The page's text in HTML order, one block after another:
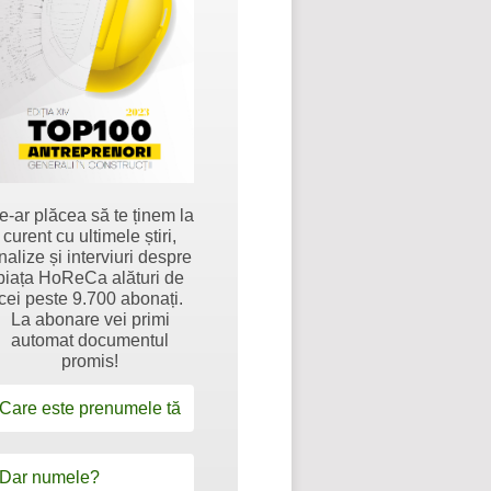
ar plăcea să te ținem la
curent cu ultimele știri,
și interviuri despre
HoReCa alături de
peste 9.700 abonați.
La abonare vei primi
automat documentul
promis!